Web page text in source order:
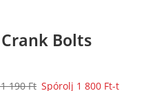
Bolts
190 Ft Spórolj 1 800 Ft-t